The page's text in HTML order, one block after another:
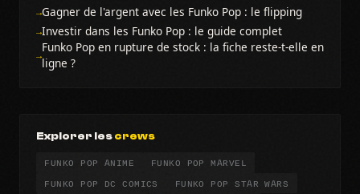
Gagner de l'argent avec les Funko Pop : le flipping
Investir dans les Funko Pop : le guide complet
Funko Pop en rupture de stock : la fiche reste-t-elle en
ligne ?
Explorer les crews
FUNKO POP ANIME
FUNKO POP MARVEL
FUNKO POP DC COMICS
FUNKO POP STAR WARS